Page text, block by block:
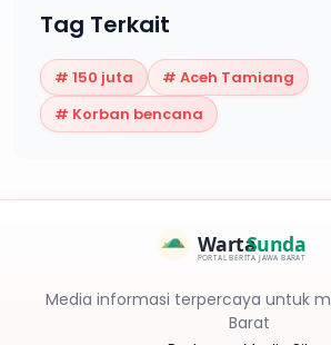
Tag Terkait
# 150 juta # Aceh Tamiang
# Korban bencana
WartaSunda
PORTAL BERITA JAWA BARAT
Media informasi terpercaya untuk
Barat